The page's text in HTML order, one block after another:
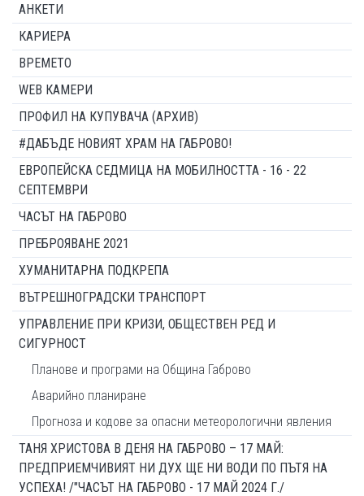
АНКЕТИ
КАРИЕРА
ВРЕМЕТО
WEB КАМЕРИ
ПРОФИЛ НА КУПУВАЧА (АРХИВ)
#ДАБЪДЕ НОВИЯТ ХРАМ НА ГАБРОВО!
ЕВРОПЕЙСКА СЕДМИЦА НА МОБИЛНОСТТА - 16 - 22
СЕПТЕМВРИ
ЧАСЪТ НА ГАБРОВО
ПРЕБРОЯВАНЕ 2021
ХУМАНИТАРНА ПОДКРЕПА
ВЪТРЕШНОГРАДСКИ ТРАНСПОРТ
УПРАВЛЕНИЕ ПРИ КРИЗИ, ОБЩЕСТВЕН РЕД И
СИГУРНОСТ
Планове и програми на Община Габрово
Аварийно планиране
Прогноза и кодове за опасни метеорологични явления
ТАНЯ ХРИСТОВА В ДЕНЯ НА ГАБРОВО – 17 МАЙ:
ПРЕДПРИЕМЧИВИЯТ НИ ДУХ ЩЕ НИ ВОДИ ПО ПЪТЯ НА
УСПЕХА! /"ЧАСЪТ НА ГАБРОВО - 17 МАЙ 2024 Г./